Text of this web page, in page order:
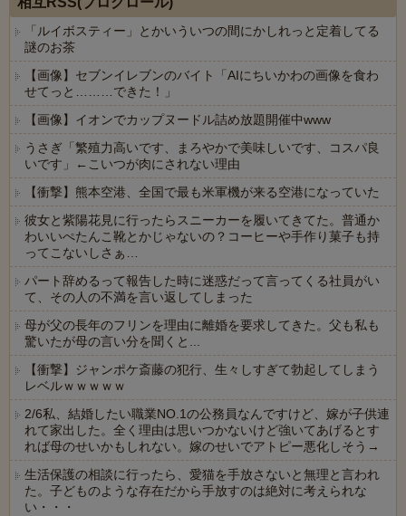
「ルイボスティー」とかいういつの間にかしれっと定着してる
謎のお茶
【画像】セブンイレブンのバイト「AIにちいかわの画像を食わ
せてっと………できた！」
【画像】イオンでカップヌードル詰め放題開催中www
うさぎ「繁殖力高いです、まろやかで美味しいです、コスパ良
いです」←こいつが肉にされない理由
【衝撃】熊本空港、全国で最も米軍機が来る空港になっていた
彼女と紫陽花見に行ったらスニーカーを履いてきてた。普通か
わいいぺたんこ靴とかじゃないの？コーヒーや手作り菓子も持
ってこないしさぁ…
パート辞めるって報告した時に迷惑だって言ってくる社員がい
て、その人の不満を言い返してしまった
母が父の長年のフリンを理由に離婚を要求してきた。父も私も
驚いたが母の言い分を聞くと...
【衝撃】ジャンポケ斎藤の犯行、生々しすぎて勃起してしまう
レベルｗｗｗｗｗ
2/6私、結婚したい職業NO.1の公務員なんですけど、嫁が子供連
れて家出した。全く理由は思いつかないけど強いてあげるとす
れば母のせいかもしれない。嫁のせいでアトピー悪化しそう→
生活保護の相談に行ったら、愛猫を手放さないと無理と言われ
た。子どものような存在だから手放すのは絶対に考えられな
い・・・